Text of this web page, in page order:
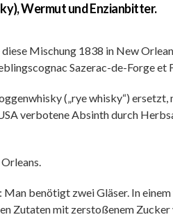
Wermut und Enzianbitter.
Mischung 1838 in New
Sazerac-de-Forge et
(„rye whisky“)
verbotene Absinth durch
benötigt zwei Gläser. In
Zutaten mit zerstoßenem Zucker